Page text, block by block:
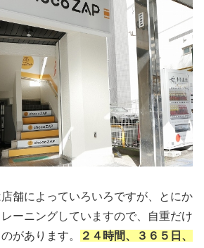
舗によっていろいろですが、とにか
ーニングしていますので、自重だけ
があります。
２４時間、３６５日、